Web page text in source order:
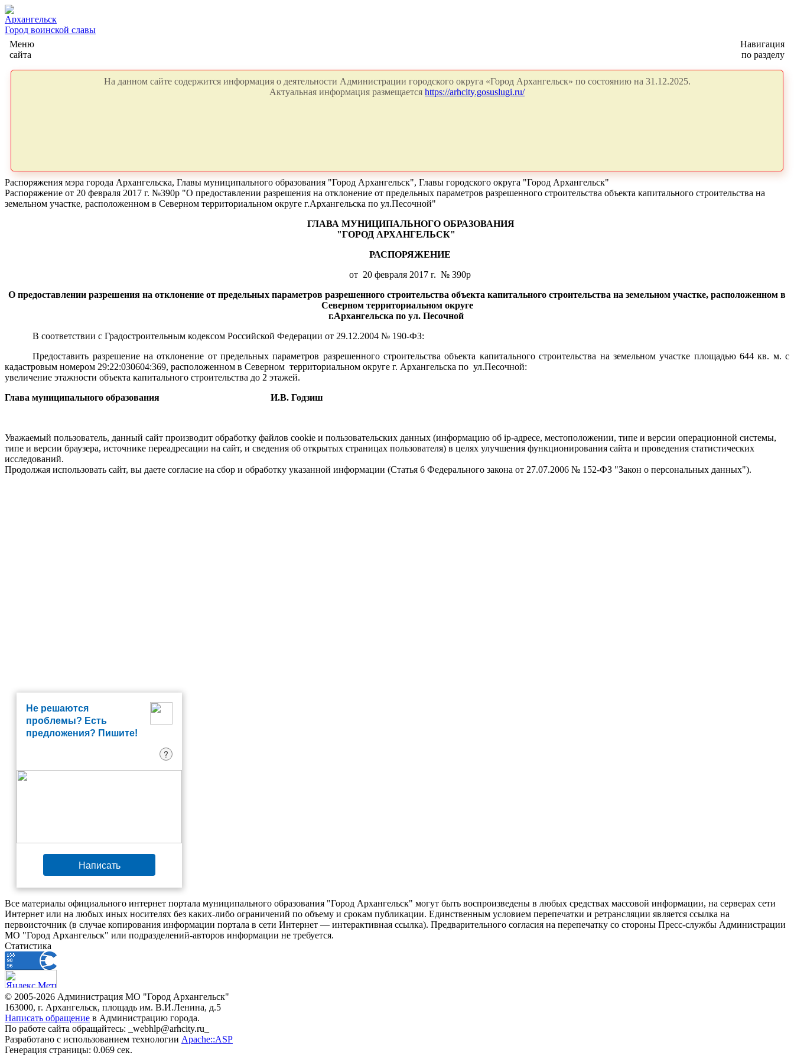
Архангельск
Город воинской славы
Меню
сайта
Навигация
по разделу
На данном сайте содержится информация о деятельности Администрации городского округа «Город Архангельск» по состоянию на 31.12.2025.
Актуальная информация размещается https://arhcity.gosuslugi.ru/
Распоряжения мэра города Архангельска, Главы муниципального образования "Город Архангельск", Главы городского округа "Город Архангельск"
Распоряжение от 20 февраля 2017 г. №390р "О предоставлении разрешения на отклонение от предельных параметров разрешенного строительства объекта капитального строительства на
земельном участке, расположенном в Северном территориальном округе г.Архангельска по ул.Песочной"
ГЛАВА МУНИЦИПАЛЬНОГО ОБРАЗОВАНИЯ
"ГОРОД АРХАНГЕЛЬСК"
РАСПОРЯЖЕНИЕ
от 20 февраля 2017 г. № 390р
О предоставлении разрешения на отклонение от предельных параметров разрешенного строительства объекта капитального строительства на земельном участке, расположенном в
Северном территориальном округе
г.Архангельска по ул. Песочной
В соответствии с Градостроительным кодексом Российской Федерации от 29.12.2004 № 190-ФЗ:
Предоставить разрешение на отклонение от предельных параметров разрешенного строительства объекта капитального строительства на земельном участке площадью 644 кв. м. с
кадастровым номером 29:22:030604:369, расположенном в Северном территориальном округе г. Архангельска по ул.Песочной:
увеличение этажности объекта капитального строительства до 2 этажей.
Глава муниципального образования
И.В. Годзиш
Уважаемый пользователь, данный сайт производит обработку файлов cookie и пользовательских данных (информацию об ip-адресе, местоположении, типе и версии операционной системы,
типе и версии браузера, источнике переадресации на сайт, и сведения об открытых страницах пользователя) в целях улучшения функционирования сайта и проведения статистических
исследований.
Продолжая использовать сайт, вы даете согласие на сбор и обработку указанной информации (Статья 6 Федерального закона от 27.07.2006 № 152-ФЗ "Закон о персональных данных").
Не решаются
проблемы? Есть
предложения? Пишите!
?
Написать
Все материалы официального интернет портала муниципального образования "Город Архангельск" могут быть воспроизведены в любых средствах массовой информации, на серверах сети
Интернет или на любых иных носителях без каких-либо ограничений по объему и срокам публикации. Единственным условием перепечатки и ретрансляции является ссылка на
первоисточник (в случае копирования информации портала в сети Интернет — интерактивная ссылка). Предварительного согласия на перепечатку со стороны Пресс-службы Администрации
МО "Город Архангельск" или подразделений-авторов информации не требуется.
Статистика
© 2005-2026 Администрация МО "Город Архангельск"
163000, г. Архангельск, площадь им. В.И.Ленина, д.5
Написать обращение в Администрацию города.
По работе сайта обращайтесь: _webhlp@arhcity.ru_
Разработано с использованием технологии Apache::ASP
Генерация страницы: 0.069 сек.